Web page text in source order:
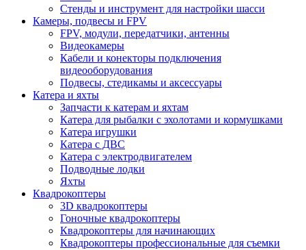
Стенды и инструмент для настройки шасси
Камеры, подвесы и FPV
FPV, модули, передатчики, антенны
Видеокамеры
Кабели и конекторы подключения
видеооборудования
Подвесы, стедикамы и аксессуары
Катера и яхты
Запчасти к катерам и яхтам
Катера для рыбалки с эхолотами и кормушками
Катера игрушки
Катера с ДВС
Катера с электродвигателем
Подводные лодки
Яхты
Квадрокоптеры
3D квадрокоптеры
Гоночные квадрокоптеры
Квадрокоптеры для начинающих
Квадрокоптеры профессиональные для съемки